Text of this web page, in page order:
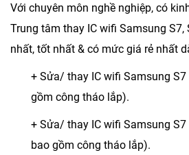
Với chuyên môn nghề nghiệp, có
Trung tâm thay IC wifi Samsung S7,
nhất, tốt nhất & có mức giá rẻ nhất
+ Sửa/ thay IC wifi Samsung
gồm công tháo lắp).
+ Sửa/ thay IC wifi Samsung
bao gồm công tháo lắp).